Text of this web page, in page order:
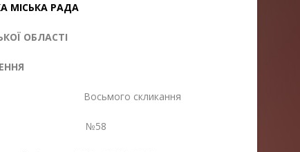
МІСЬКА РАДА
ОБЛАСТІ
скликання
№58